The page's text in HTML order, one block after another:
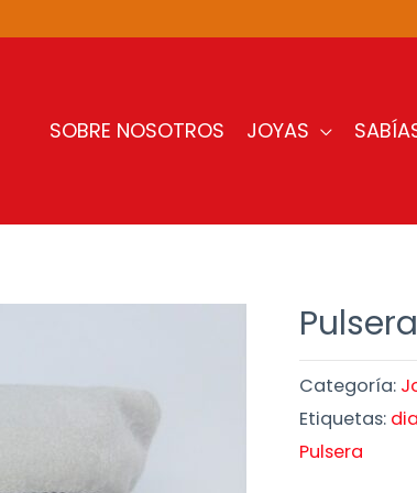
SOBRE NOSOTROS
JOYAS
Categoría:
Etiquetas:
Pulsera